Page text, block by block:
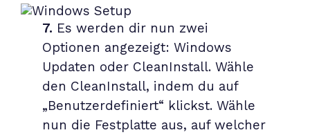
7. Es werden dir nun zwei
Optionen angezeigt: Windows
Updaten oder CleanInstall. Wähle
den CleanInstall, indem du auf
„Benutzerdefiniert“ klickst. Wähle
nun die Festplatte aus, auf welcher